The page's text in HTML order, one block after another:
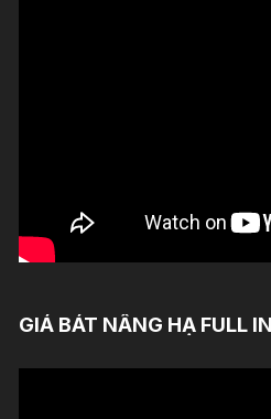
GIÁ BÁT NÂNG HẠ FULL